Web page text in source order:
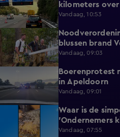
kilometers over
Vandaag, 10:53
1:14
blussen brand
Vandaag, 09:03
Boerenprotest
in Apeldoorn
Vandaag, 09:01
Waar is de
'Ondernemers
Vandaag, 07:55